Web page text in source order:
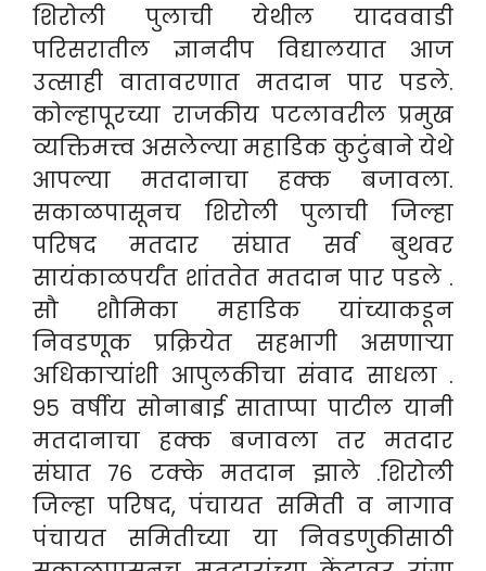
शिरोली पुलाची येथील यादववाडी
परिसरातील ज्ञानदीप विद्यालयात आज
उत्साही वातावरणात मतदान पार पडले.
कोल्हापूरच्या राजकीय पटलावरील प्रमुख
व्यक्तिमत्त्व असलेल्या महाडिक कुटुंबाने येथे
आपल्या मतदानाचा हक्क बजावला.
सकाळपासूनच शिरोली पुलाची जिल्हा
परिषद मतदार संघात सर्व बुथवर
सायंकाळपर्यंत शांततेत मतदान पार पडले .
सौ शौमिका महाडिक यांच्याकडून
निवडणूक प्रक्रियेत सहभागी असणाऱ्या
अधिकाऱ्यांशी आपुलकीचा संवाद साधला .
९५ वर्षीय सोनाबाई साताप्पा पाटील यानी
मतदानाचा हक्क बजावला तर मतदार
संघात ७६ टक्के मतदान झाले .शिरोली
जिल्हा परिषद, पंचायत समिती व नागाव
पंचायत समितीच्या या निवडणुकीसाठी